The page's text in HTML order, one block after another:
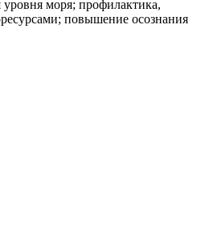
моря; профилактика,
повышение осознания